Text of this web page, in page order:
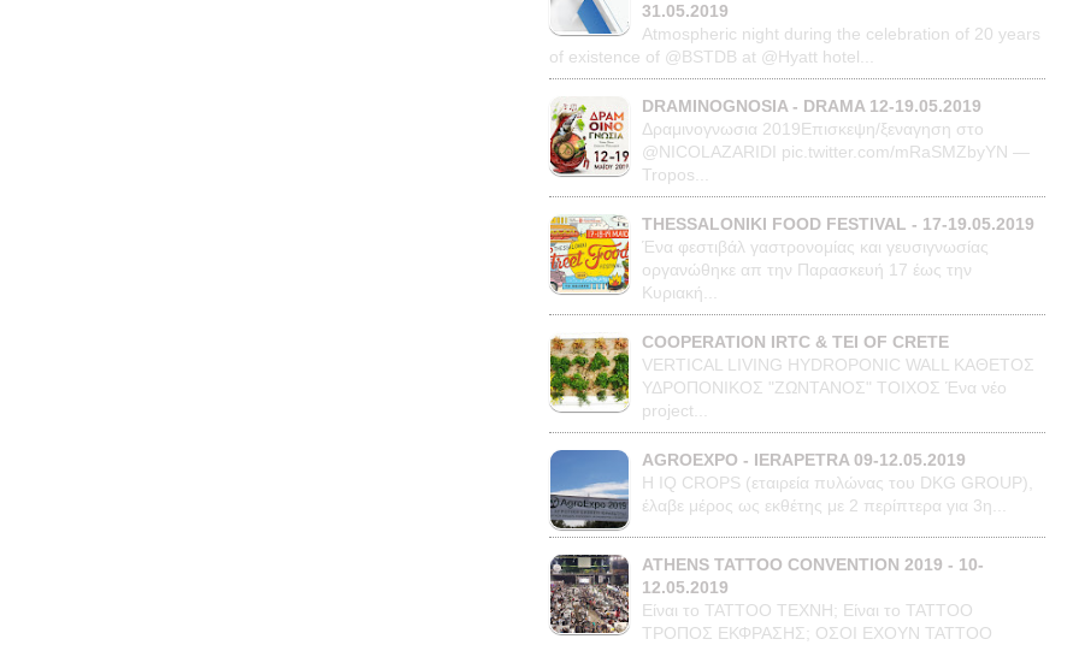
31.05.2019
Atmospheric night during the celebration of 20 years
of existence of @BSTDB at @Hyatt hotel...
DRAMINOGNOSIA - DRAMA 12-19.05.2019
Δραμινογνωσια 2019Επισκεψη/ξεναγηση στο
@NICOLAZARIDI pic.twitter.com/mRaSMZbyYN —
Tropos...
THESSALONIKI FOOD FESTIVAL - 17-19.05.2019
Ένα φεστιβάλ γαστρονομίας και γευσιγνωσίας
οργανώθηκε απ την Παρασκευή 17 έως την
Κυριακή...
COOPERATION IRTC & TEI OF CRETE
VERTICAL LIVING HYDROPONIC WALL ΚΑΘΕΤΟΣ
ΥΔΡΟΠΟΝΙΚΟΣ "ΖΩΝΤΑΝΟΣ" ΤΟΙΧΟΣ Ένα νέο
project...
AGROEXPO - IERAPETRA 09-12.05.2019
Η IQ CROPS (εταιρεία πυλώνας του DKG GROUP),
έλαβε μέρος ως εκθέτης με 2 περίπτερα για 3η...
ATHENS TATTOO CONVENTION 2019 - 10-
12.05.2019
Είναι το ΤΑΤΤΟΟ TEXNH; Είναι το ΤΑΤΤΟΟ
ΤΡΟΠΟΣ ΕΚΦΡΑΣΗΣ; ΟΣΟΙ ΕΧΟΥΝ TATTOO